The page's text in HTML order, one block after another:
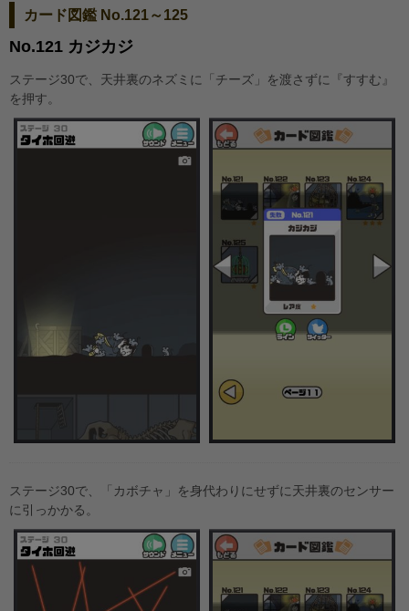
カード図鑑 No.121～125
No.121 カジカジ
ステージ30で、天井裏のネズミに「チーズ」を渡さずに『すすむ』
を押す。
ステージ30で、「カボチャ」を身代わりにせずに天井裏のセンサー
に引っかかる。